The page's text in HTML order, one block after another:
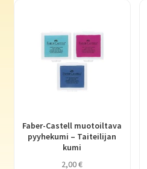
Faber-Castell muotoiltava
pyyhekumi – Taiteilijan
kumi
2,00€